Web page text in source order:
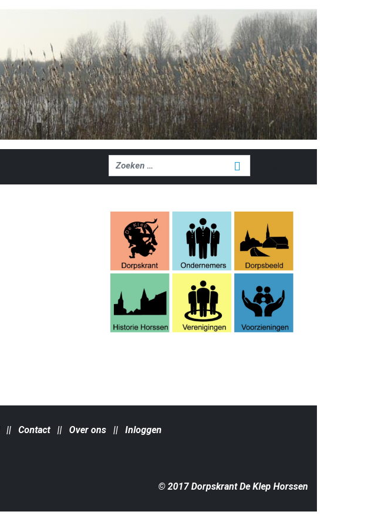
Zoeken
|| Contact|| Over ons || Inloggen
© 2017 Dorpskrant De Klep Horssen